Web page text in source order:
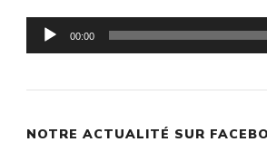
Lecteur
audio
00:00
NOTRE ACTUALITÉ SUR